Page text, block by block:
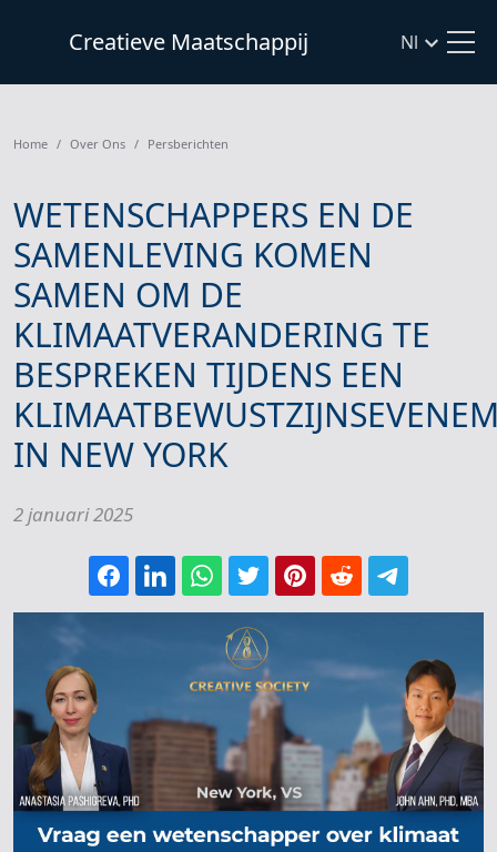
Creatieve Maatschappij Nl
Home Over Ons Persberichten
WETENSCHAPPERS EN DE
SAMENLEVING KOMEN
SAMEN OM DE
KLIMAATVERANDERING TE
BESPREKEN TIJDENS EEN
IN NEW YORK
2 januari 2025